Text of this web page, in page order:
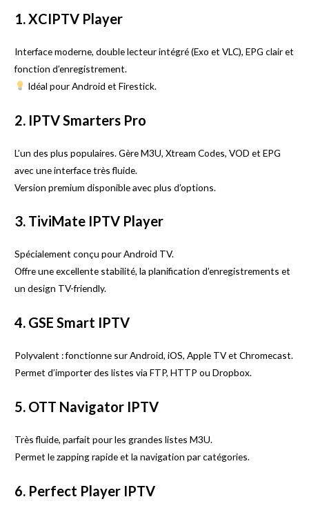
1. XCIPTV Player
Interface moderne, double lecteur intégré (Exo et VLC), EPG clair et
fonction d’enregistrement.
Idéal pour Android et Firestick.
2. IPTV Smarters Pro
L’un des plus populaires. Gère M3U, Xtream Codes, VOD et EPG
avec une interface très fluide.
Version premium disponible avec plus d’options.
3. TiviMate IPTV Player
Spécialement conçu pour Android TV.
Offre une excellente stabilité, la planification d’enregistrements et
un design TV-friendly.
4. GSE Smart IPTV
Polyvalent : fonctionne sur Android, iOS, Apple TV et Chromecast.
Permet d’importer des listes via FTP, HTTP ou Dropbox.
5. OTT Navigator IPTV
Très fluide, parfait pour les grandes listes M3U.
Permet le zapping rapide et la navigation par catégories.
6. Perfect Player IPTV